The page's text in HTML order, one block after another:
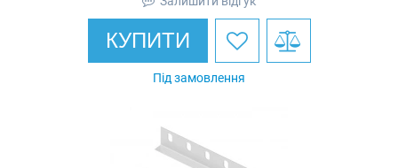
КУПИТИ
Під замовлення